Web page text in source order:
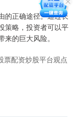
的正确途径。通过长
策略，投资者可以平
的巨大风险。
票配资炒股平台观点